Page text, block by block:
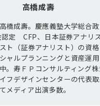
高橋成壽
橋成壽。慶應義塾大学総合
認定 CFP、日本証券アナリ
ト（証券アナリスト）の資
ャルプランニングと資産運
。寿ＦＰコンサルティング
フデザインセンターの代表取
メディア出演多数。